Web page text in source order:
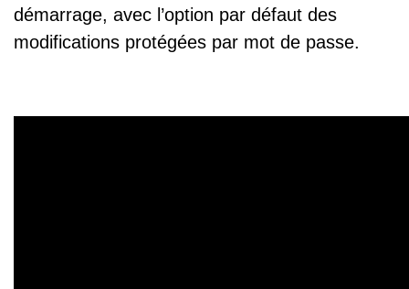
démarrage, avec l’option par défaut des
modifications protégées par mot de passe.